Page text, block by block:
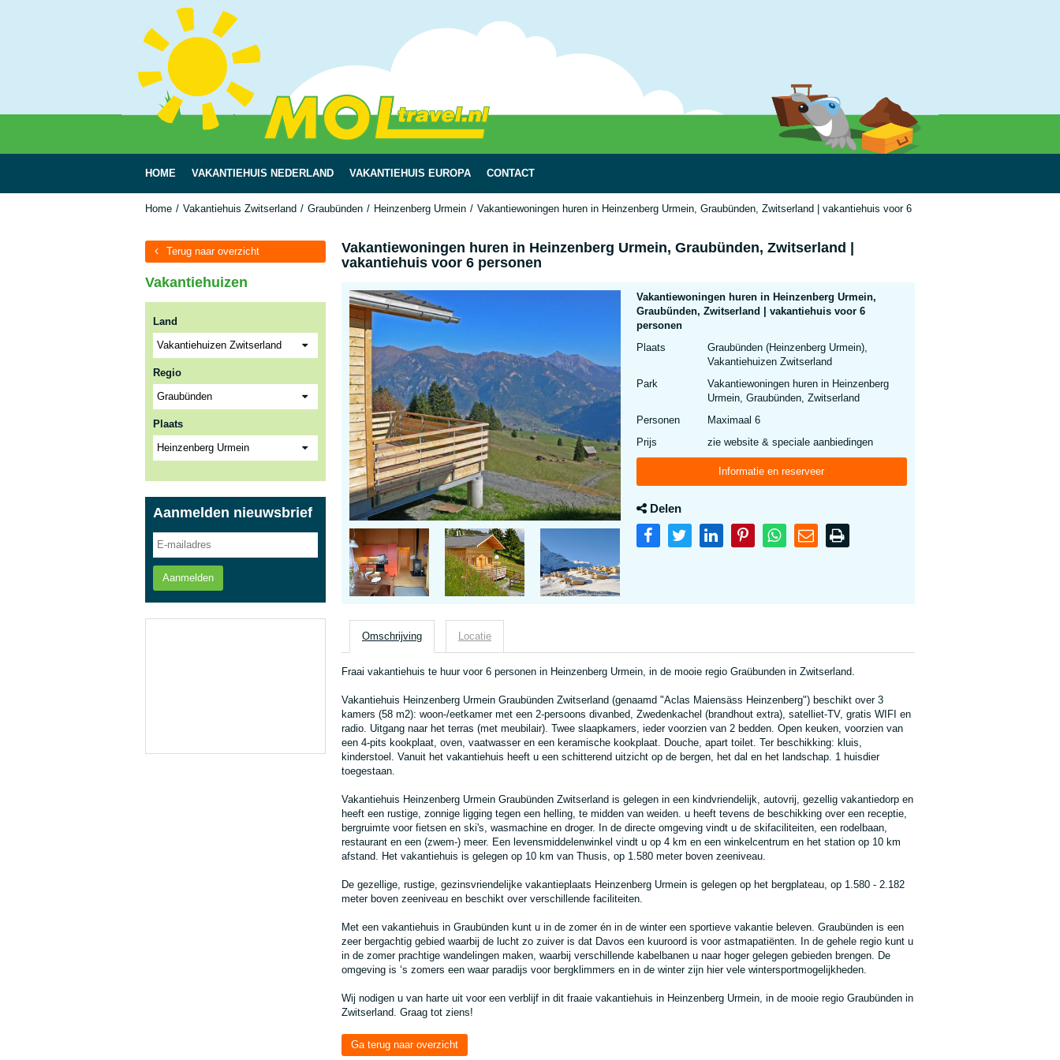
HOME VAKANTIEHUIS NEDERLAND VAKANTIEHUIS EUROPA CONTACT
Home Vakantiehuis Zwitserland Graubünden Heinzenberg Urmein Vakantiewoningen huren in Heinzenberg Urmein, Graubünden, Zwitserland | vakantiehuis voor 6 personen
Vakantiewoningen huren in Heinzenberg Urmein, Graubünden, Zwitserland |
vakantiehuis voor 6 personen
Vakantiewoningen huren in Heinzenberg Urmein,
Graubünden, Zwitserland | vakantiehuis voor 6
personen
Plaats
Graubünden (Heinzenberg Urmein),
Vakantiehuizen Zwitserland
Park
Vakantiewoningen huren in Heinzenberg
Urmein, Graubünden, Zwitserland
Personen
Maximaal 6
Prijs
zie website & speciale aanbiedingen
Informatie en reserveer
Delen
Omschrijving Locatie
Fraai vakantiehuis te huur voor 6 personen in Heinzenberg Urmein, in de mooie regio Graübunden in Zwitserland.
Vakantiehuis Heinzenberg Urmein Graubünden Zwitserland (genaamd "Aclas Maiensäss Heinzenberg") beschikt over 3
kamers (58 m2): woon-/eetkamer met een 2-persoons divanbed, Zwedenkachel (brandhout extra), satelliet-TV, gratis WIFI en
radio. Uitgang naar het terras (met meubilair). Twee slaapkamers, ieder voorzien van 2 bedden. Open keuken, voorzien van
een 4-pits kookplaat, oven, vaatwasser en een keramische kookplaat. Douche, apart toilet. Ter beschikking: kluis,
kinderstoel. Vanuit het vakantiehuis heeft u een schitterend uitzicht op de bergen, het dal en het landschap. 1 huisdier
toegestaan.
Vakantiehuis Heinzenberg Urmein Graubünden Zwitserland is gelegen in een kindvriendelijk, autovrij, gezellig vakantiedorp en
heeft een rustige, zonnige ligging tegen een helling, te midden van weiden. u heeft tevens de beschikking over een receptie,
bergruimte voor fietsen en ski's, wasmachine en droger. In de directe omgeving vindt u de skifaciliteiten, een rodelbaan,
restaurant en een (zwem-) meer. Een levensmiddelenwinkel vindt u op 4 km en een winkelcentrum en het station op 10 km
afstand. Het vakantiehuis is gelegen op 10 km van Thusis, op 1.580 meter boven zeeniveau.
De gezellige, rustige, gezinsvriendelijke vakantieplaats Heinzenberg Urmein is gelegen op het bergplateau, op 1.580 - 2.182
meter boven zeeniveau en beschikt over verschillende faciliteiten.
Met een vakantiehuis in Graubünden kunt u in de zomer én in de winter een sportieve vakantie beleven. Graubünden is een
zeer bergachtig gebied waarbij de lucht zo zuiver is dat Davos een kuuroord is voor astmapatiënten. In de gehele regio kunt u
in de zomer prachtige wandelingen maken, waarbij verschillende kabelbanen u naar hoger gelegen gebieden brengen. De
omgeving is ‘s zomers een waar paradijs voor bergklimmers en in de winter zijn hier vele wintersportmogelijkheden.
Wij nodigen u van harte uit voor een verblijf in dit fraaie vakantiehuis in Heinzenberg Urmein, in de mooie regio Graubünden in
Zwitserland. Graag tot ziens!
Ga terug naar overzicht
Terug naar overzicht
Vakantiehuizen
Land
Regio
Plaats
Aanmelden nieuwsbrief
Aanmelden